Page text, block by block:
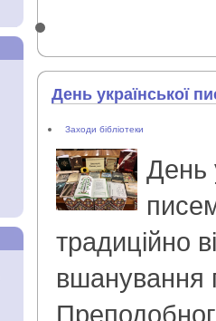
День української
Заходи бібліотеки
День
традиційно
вшанування